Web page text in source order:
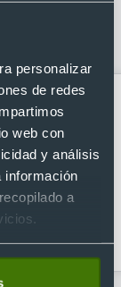
personalizar
de redes
web con
y análisis
información
a
para